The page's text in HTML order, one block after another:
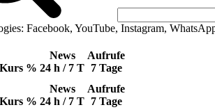
Facebook, YouTube, Instagram,
Kurs %
News
24 h / 7 T
Aufrufe
7 Tage
Kurs %
News
24 h / 7 T
Aufrufe
7 Tage